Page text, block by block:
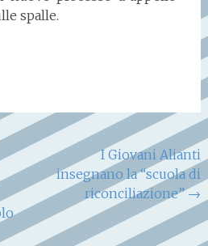
spalle.
I Giovani Alianti
insegnano la “scuola di
riconciliazione”→